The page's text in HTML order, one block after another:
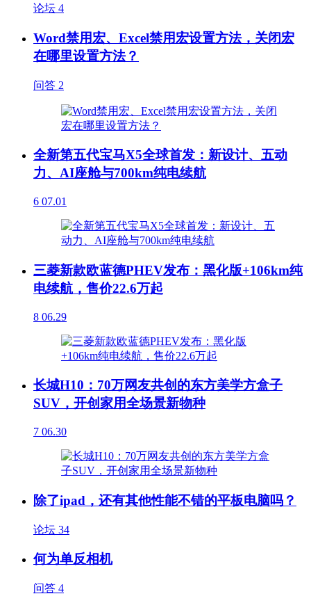
论坛 4
Word禁用宏、Excel禁用宏设置方法，关闭宏
在哪里设置方法？
问答 2
全新第五代宝马X5全球首发：新设计、五动
力、AI座舱与700km纯电续航
6 07.01
三菱新款欧蓝德PHEV发布：黑化版+106km纯
电续航，售价22.6万起
8 06.29
长城H10：70万网友共创的东方美学方盒子
SUV，开创家用全场景新物种
7 06.30
除了ipad，还有其他性能不错的平板电脑吗？
论坛 34
何为单反相机
问答 4